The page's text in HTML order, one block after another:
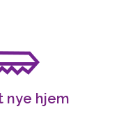
nye hjem